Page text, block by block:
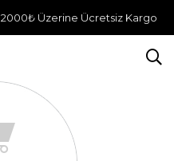
2000₺ Üzerine Ücretsiz Kargo